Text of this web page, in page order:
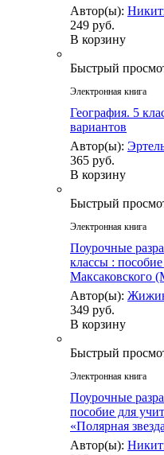
Автор(ы):
249 руб.
В корзину
Быстрый
Электронная книга
География. 5
вариантов
Автор(ы):
365 руб.
В корзину
Быстрый
Электронная книга
Поурочные
классы :
Максаковского
Автор(ы):
349 руб.
В корзину
Быстрый
Электронная книга
Поурочные
пособие для
«Полярная
Автор(ы):